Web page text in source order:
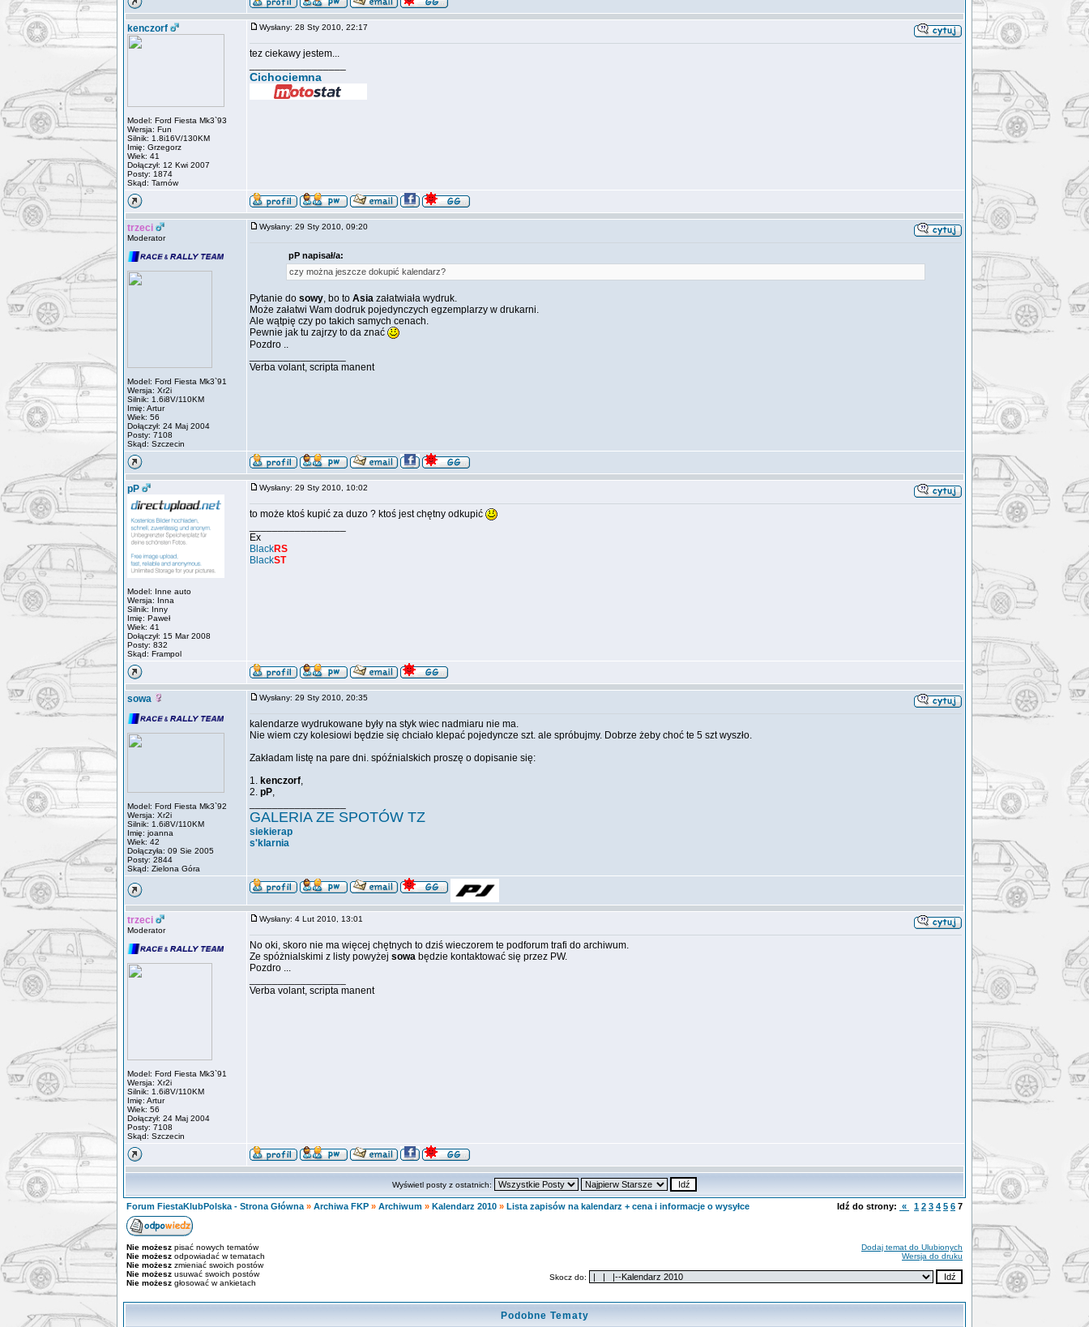
kenczorf
Model: Ford Fiesta Mk3`93
Wersja: Fun
Silnik: 1.8i16V/130KM
Imię: Grzegorz
Wiek: 41
Dołączył: 12 Kwi 2007
Posty: 1874
Skąd: Tarnów
Wysłany: 28 Sty 2010, 22:17
tez ciekawy jestem...
Cichociemna
trzeci
Moderator
Model: Ford Fiesta Mk3`91
Wersja: Xr2i
Silnik: 1.6i8V/110KM
Imię: Artur
Wiek: 56
Dołączył: 24 Maj 2004
Posty: 7108
Skąd: Szczecin
Wysłany: 29 Sty 2010, 09:20
pP napisał/a:
czy można jeszcze dokupić kalendarz?
Pytanie do sowy, bo to Asia załatwiała wydruk.
Może załatwi Wam dodruk pojedynczych egzemplarzy w drukarni.
Ale wątpię czy po takich samych cenach.
Pewnie jak tu zajrzy to da znać
Pozdro ..
Verba volant, scripta manent
pP
Model: Inne auto
Wersja: Inna
Silnik: Inny
Imię: Paweł
Wiek: 41
Dołączył: 15 Mar 2008
Posty: 832
Skąd: Frampol
Wysłany: 29 Sty 2010, 10:02
to może ktoś kupić za duzo ? ktoś jest chętny odkupić
Ex
BlackRS
BlackST
sowa
Model: Ford Fiesta Mk3`92
Wersja: Xr2i
Silnik: 1.6i8V/110KM
Imię: joanna
Wiek: 42
Dołączyła: 09 Sie 2005
Posty: 2844
Skąd: Zielona Góra
Wysłany: 29 Sty 2010, 20:35
kalendarze wydrukowane były na styk wiec nadmiaru nie ma.
Nie wiem czy kolesiowi będzie się chciało klepać pojedyncze szt. ale spróbujmy. Dobrze żeby choć te 5 szt wyszło.
Zakładam listę na pare dni. spóźnialskich proszę o dopisanie się:
1. kenczorf,
2. pP,
GALERIA ZE SPOTÓW TZ
siekierap
s'klarnia
trzeci
Moderator
Model: Ford Fiesta Mk3`91
Wersja: Xr2i
Silnik: 1.6i8V/110KM
Imię: Artur
Wiek: 56
Dołączył: 24 Maj 2004
Posty: 7108
Skąd: Szczecin
Wysłany: 4 Lut 2010, 13:01
No oki, skoro nie ma więcej chętnych to dziś wieczorem te podforum trafi do archiwum.
Ze spóżnialskimi z listy powyżej sowa będzie kontaktować się przez PW.
Pozdro ...
Verba volant, scripta manent
Wyświetl posty z ostatnich:
Forum FiestaKlubPolska - Strona Główna » Archiwa FKP » Archiwum » Kalendarz 2010 » Lista zapisów na kalendarz + cena i informacje o wysyłce Idź do strony: « 1 2 3 4 5 6 7
Nie możesz pisać nowych tematów
Nie możesz odpowiadać w tematach
Nie możesz zmieniać swoich postów
Nie możesz usuwać swoich postów
Nie możesz głosować w ankietach
Dodaj temat do Ulubionych
Wersja do druku
Skocz do:
Podobne Tematy